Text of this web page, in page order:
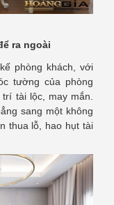
ra ngoài
phòng khách, với
tường của phòng
tài lộc, may mắn.
sang một không
thua lỗ, hao hụt tài